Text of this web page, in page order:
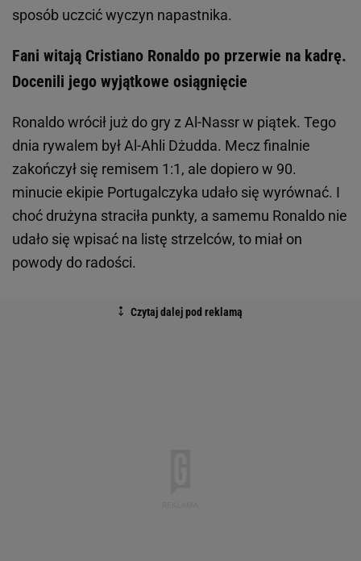
sposób uczcić wyczyn napastnika.
Fani witają Cristiano Ronaldo po przerwie na kadrę.
Docenili jego wyjątkowe osiągnięcie
Ronaldo wrócił już do gry z Al-Nassr w piątek. Tego
dnia rywalem był Al-Ahli Dżudda. Mecz finalnie
zakończył się remisem 1:1, ale dopiero w 90.
minucie ekipie Portugalczyka udało się wyrównać. I
choć drużyna straciła punkty, a samemu Ronaldo nie
udało się wpisać na listę strzelców, to miał on
powody do radości.